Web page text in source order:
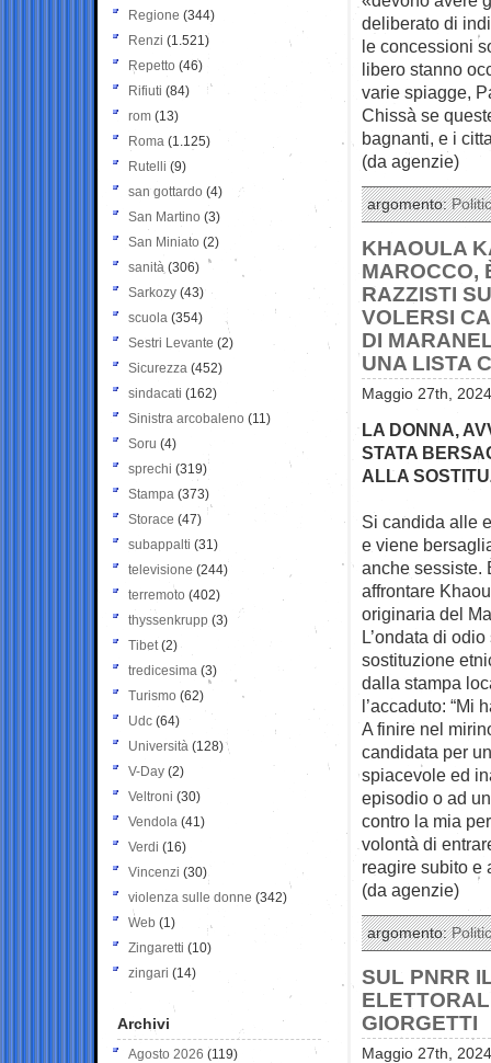
deliberato di
le concessioni
libero stanno
varie spiagge,
Chissà se
bagnanti, e i
(da agenzie)
argomento:
KHAOULA
MAROCCO,
RAZZISTI
VOLERSI
DI
UNA LISTA
Maggio 27th,
LA DONNA,
STATA
ALLA
Si candida alle
e viene
anche sessiste.
affrontare
originaria del
L’ondata di
sostituzione
dalla stampa
l’accaduto: “Mi
A finire nel
candidata per
spiacevole ed
episodio o ad
contro la mia
volontà di
reagire subito e
(da agenzie)
argomento:
SUL PNRR
GIORGETTI
Maggio 27th,
Regione (344)
Renzi (1.521)
Repetto (46)
Rifiuti (84)
rom (13)
Roma (1.125)
Rutelli (9)
san gottardo (4)
San Martino (3)
San Miniato (2)
sanità (306)
Sarkozy (43)
scuola (354)
Sestri Levante (2)
Sicurezza (452)
sindacati (162)
Sinistra arcobaleno (11)
Soru (4)
sprechi (319)
Stampa (373)
Storace (47)
subappalti (31)
televisione(244)
terremoto (402)
thyssenkrupp (3)
Tibet(2)
tredicesima (3)
Turismo (62)
Udc (64)
Università (128)
V-Day (2)
Veltroni (30)
Vendola (41)
Verdi (16)
Vincenzi (30)
violenza sulle donne (342)
Web (1)
Zingaretti (10)
zingari (14)
Archivi
Agosto 2026 (119)